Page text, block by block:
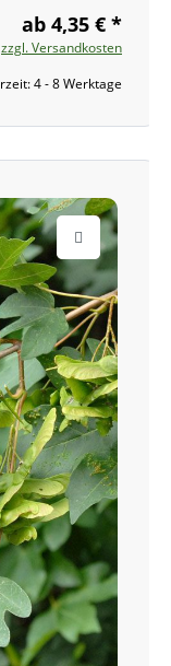
ab 4,35 € *
zzgl. Versandkosten
4 - 8 Werktage